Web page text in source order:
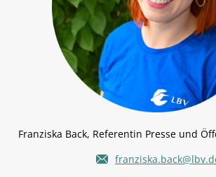
Franziska Back, Referentin Presse und